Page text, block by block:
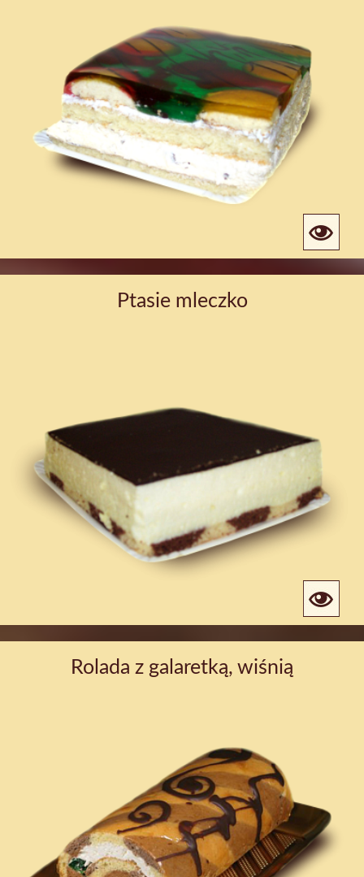
Ptasie mleczko
Rolada z galaretką, wiśnią